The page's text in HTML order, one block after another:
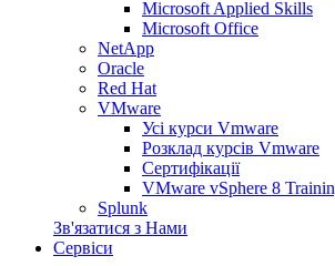
Microsoft Applied Skills
Microsoft Office
NetApp
Oracle
Red Hat
VMware
Усі курси Vmware
Розклад курсів Vmware
Сертифікації
VMware vSphere 8
Splunk
Зв'язатися з Нами
Сервіси